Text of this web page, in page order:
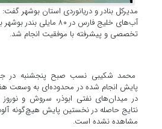
مدیرکل بنادر و دریانوردی استان بوشهر
آب‌های خلیج فارس در ۸۰
تخصصی و پیشرفته با موفقیت انجام شد.
محمد شکیبی نسب صبح پنجشنبه در جمع
پایش انجام شده در محدوده‌ای به وسعت
در میدان‌های نفتی ابوذر، سروش و
نتایج حاصله در نخستین پایش هیچ‌گونه
مشاهده نشده است.